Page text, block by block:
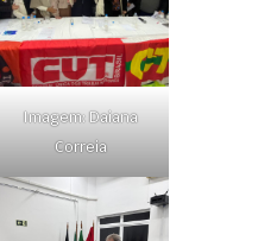
Imagem: Daiana
Correia